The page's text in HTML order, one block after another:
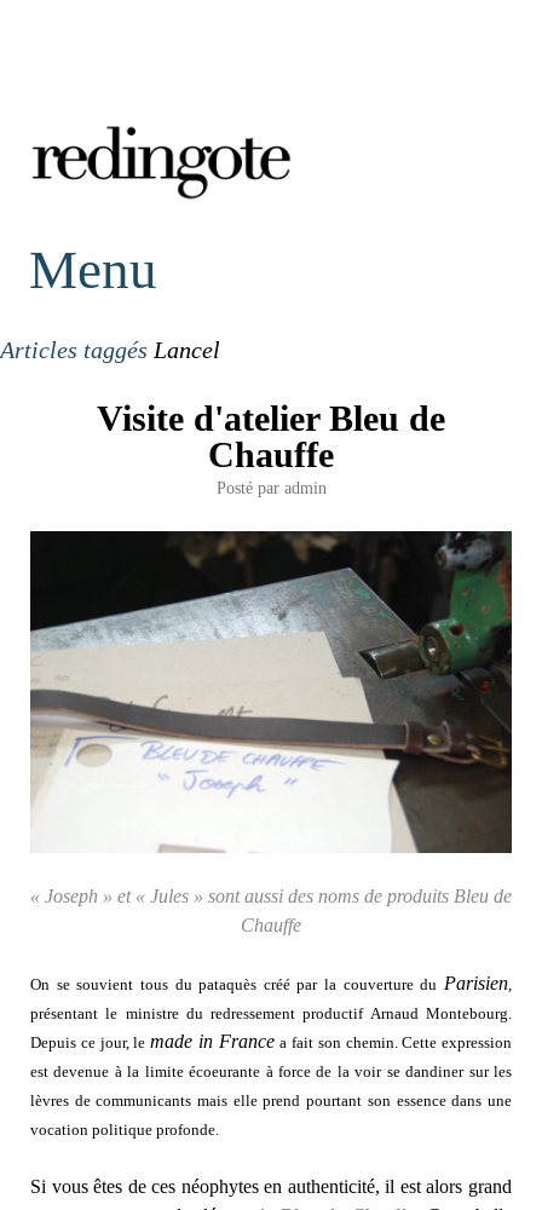
redingote.
Menu
Articles taggés Lancel
Visite d'atelier Bleu de
Chauffe
Posté par admin
« Joseph » et « Jules » sont aussi des noms de produits Bleu de
Chauffe
On se souvient tous du pataquès créé par la couverture du Parisien,
présentant le ministre du redressement productif Arnaud Montebourg.
Depuis ce jour, le made in Francea fait son chemin. Cette expression
est devenue à la limite écoeurante à force de la voir se dandiner sur les
lèvres de communicants mais elle prend pourtant son essence dans une
vocation politique profonde.
Si vous êtes de ces néophytes en authenticité, il est alors grand